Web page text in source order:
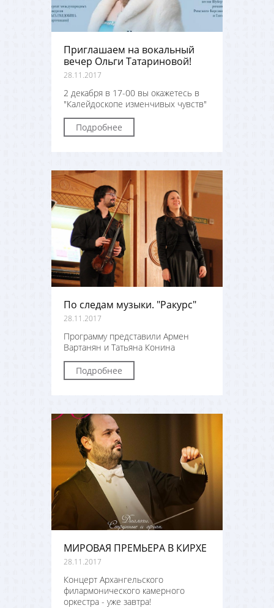
Приглашаем на вокальный
вечер Ольги Татариновой!
28.11.2017
2 декабря в 17-00 вы окажетесь в
"Калейдоскопе изменчивых чувств"
Подробнее
По следам музыки. "Ракурс"
28.11.2017
Программу представили Армен
Вартанян и Татьяна Конина
Подробнее
МИРОВАЯ ПРЕМЬЕРА В КИРХЕ
28.11.2017
Концерт Архангельского
филармонического камерного
оркестра - уже завтра!